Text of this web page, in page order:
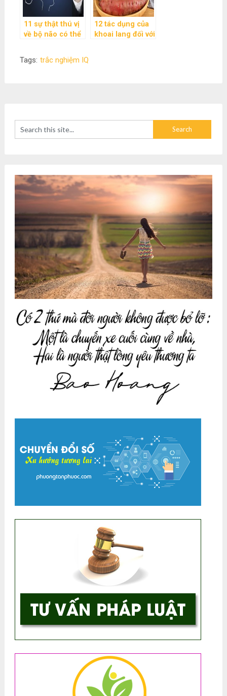
11 sự thật thú vị
về bộ não có thể
12 tác dụng của
khoai lang đối với
Tags: trắc nghiệm IQ